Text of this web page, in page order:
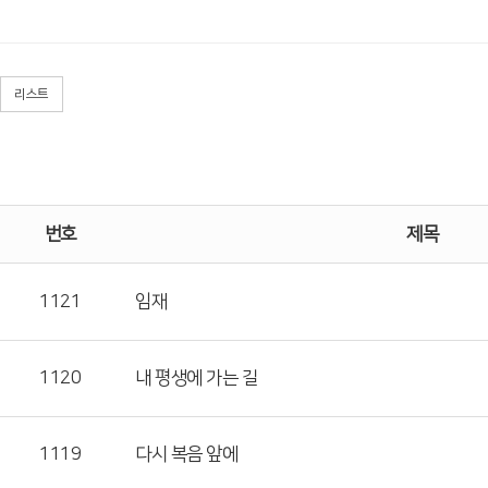
리스트
번호 제목
1121 임재
1120 내 평생에 가는 길
1119 다시 복음 앞에